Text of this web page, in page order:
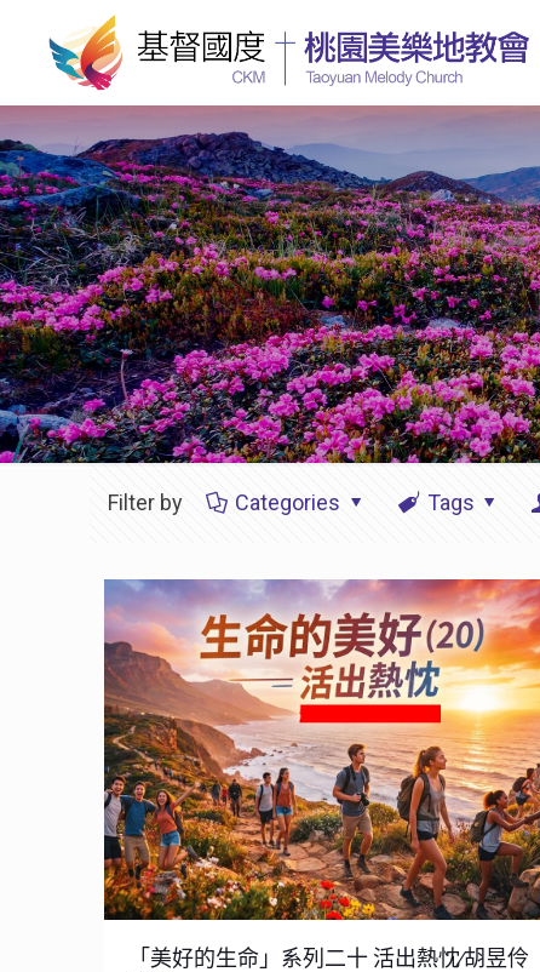
Filter by Categories Tags
「美好的生命」系列二十 活出熱忱∕胡昱伶